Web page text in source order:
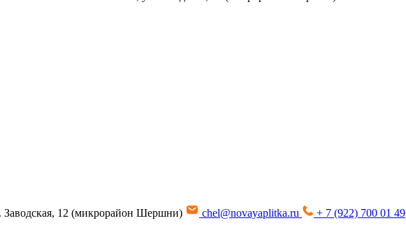
Заводская, 12 (микрорайон Шершни) chel@novayaplitka.ru
+ 7 (922) 700 01 49